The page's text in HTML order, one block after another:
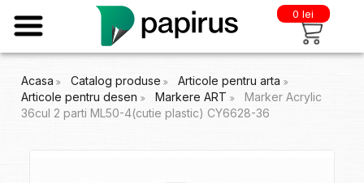
0 lei
Acasa Catalog produse
Articole pentru arta
Articole pentru desen
Markere ART
Marker Acrylic
36cul 2 parti ML50-4(cutie plastic) CY6628-36